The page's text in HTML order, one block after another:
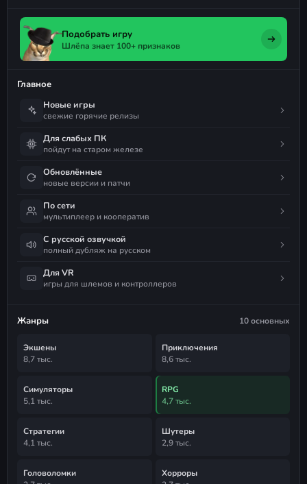
Подобрать игру
Шлёпа знает 100+ признаков
Главное
Новые игры
свежие горячие релизы
Для слабых ПК
пойдут на старом железе
Обновлённые
новые версии и патчи
По сети
мультиплеер и кооператив
С русской озвучкой
полный дубляж на русском
Для VR
игры для шлемов и контроллеров
Жанры 10 основных
Экшены
8,7 тыс.
Приключения
8,6 тыс.
Симуляторы
5,1 тыс.
RPG
4,7 тыс.
Стратегии
4,1 тыс.
Шутеры
2,9 тыс.
Головоломки
Хорроры